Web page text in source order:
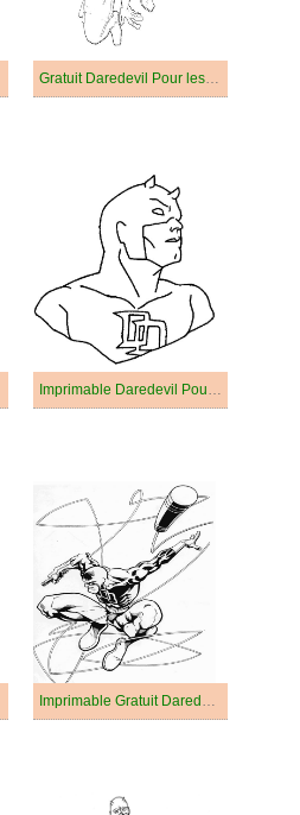
Gratuit Daredevil Pour les Enfants
Imprimable Daredevil Pour les Enfants
Imprimable Gratuit Daredevil Pour les Enfants